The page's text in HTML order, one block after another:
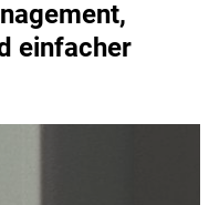
einfacher